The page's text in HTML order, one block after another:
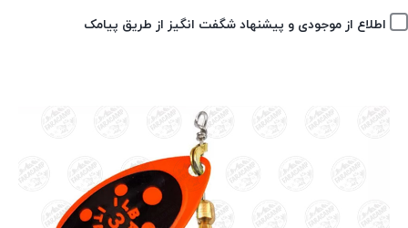
اطلاع از موجودی و پیشنهاد شگفت انگیز از طریق پیامک